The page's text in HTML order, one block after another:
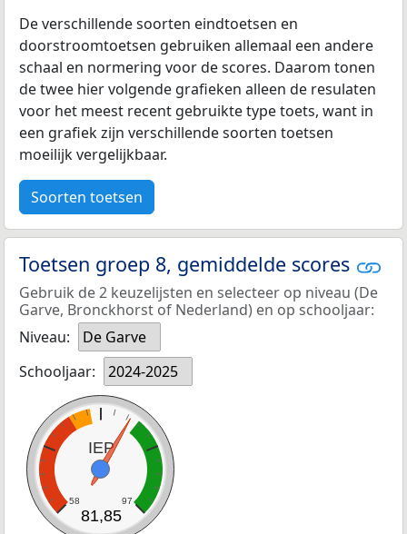
De verschillende soorten eindtoetsen en
doorstroomtoetsen gebruiken allemaal een andere
schaal en normering voor de scores. Daarom tonen
de twee hier volgende grafieken alleen de resulaten
voor het meest recent gebruikte type toets, want in
een grafiek zijn verschillende soorten toetsen
moeilijk vergelijkbaar.
Soorten toetsen
Toetsen groep 8, gemiddelde scores
Gebruik de 2 keuzelijsten en selecteer op niveau (De
Garve, Bronckhorst of Nederland) en op schooljaar:
Niveau:
De Garve
Schooljaar:
2024-2025
IEP
58 97
81,85